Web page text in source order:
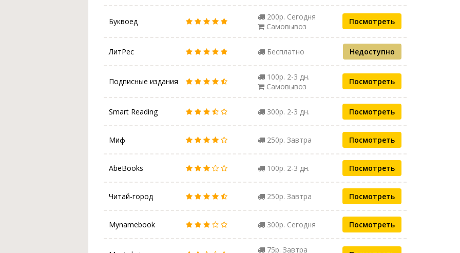
Буквоед
200р. Сегодня
Самовывоз
Посмотреть
ЛитРес Бесплатно Недоступно
Подписные издания
100р. 2-3 дн.
Самовывоз
Посмотреть
Smart Reading 300р. 2-3 дн. Посмотреть
Миф 250р. Завтра Посмотреть
AbeBooks 100р. 2-3 дн. Посмотреть
Читай-город 250р. Завтра Посмотреть
Mynamebook 300р. Сегодня Посмотреть
75р. Завтра